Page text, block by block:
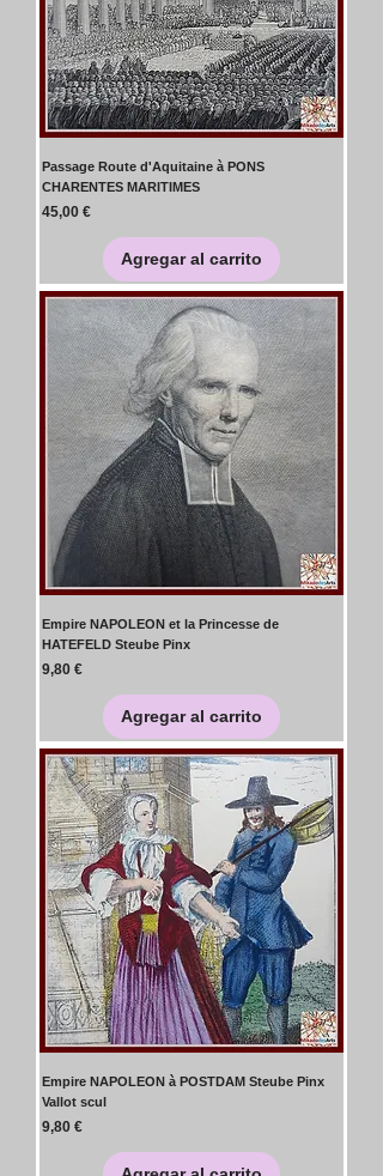
Passage Route d'Aquitaine à PONS
CHARENTES MARITIMES
Precio
45,00 €
Agregar al carrito
Empire NAPOLEON et la Princesse de
HATEFELD Steube Pinx
Precio
9,80 €
Agregar al carrito
Empire NAPOLEON à POSTDAM Steube Pinx
Vallot scul
Precio
9,80 €